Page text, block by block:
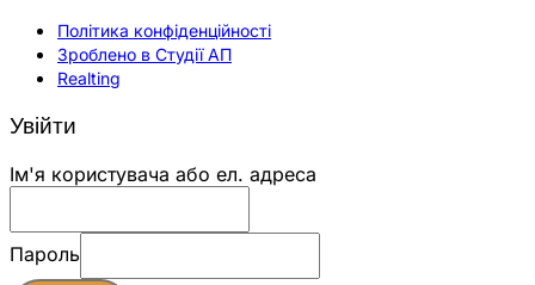
Політика конфіденційності
Зроблено в Студії АП
Realting
Увійти
Ім'я користувача або ел. адреса
Пароль